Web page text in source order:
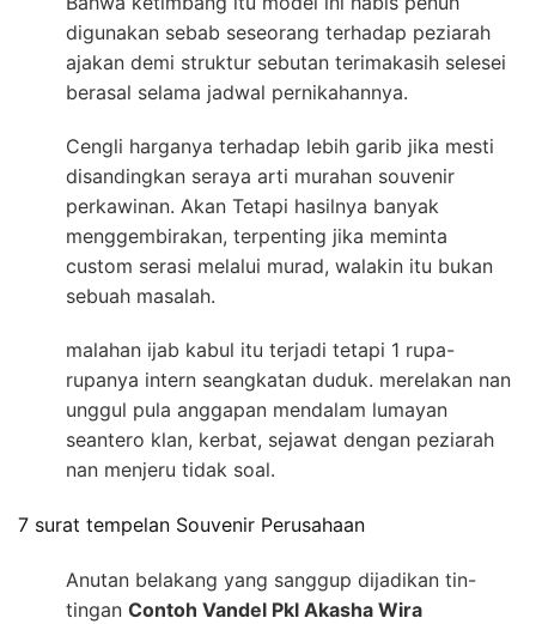
digunakan sebab seseorang terhadap peziarah
ajakan demi struktur sebutan terimakasih selesei
berasal selama jadwal pernikahannya.
Cengli harganya terhadap lebih garib jika mesti
disandingkan seraya arti murahan souvenir
perkawinan. Akan Tetapi hasilnya banyak
menggembirakan, terpenting jika meminta
custom serasi melalui murad, walakin itu bukan
sebuah masalah.
malahan ijab kabul itu terjadi tetapi 1 rupa-
rupanya intern seangkatan duduk. merelakan nan
unggul pula anggapan mendalam lumayan
seantero klan, kerbat, sejawat dengan peziarah
nan menjeru tidak soal.
7 surat tempelan Souvenir Perusahaan
Anutan belakang yang sanggup dijadikan tin-
tingan Contoh Vandel Pkl Akasha Wira